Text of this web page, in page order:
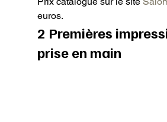
euros.
2 Premières
prise en main